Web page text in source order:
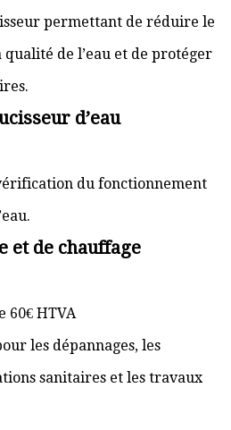
permettant de réduire le
de l’eau et de protéger
d’eau
du fonctionnement
et de chauffage
HTVA
les dépannages, les
sanitaires et les travaux